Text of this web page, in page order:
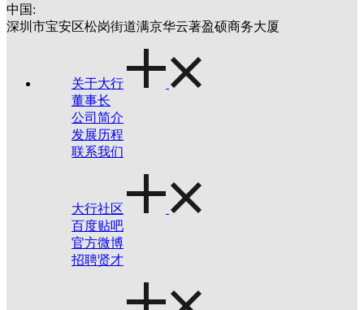
中国:
深圳市宝安区松岗街道满京华云著盈硕商务大厦
关于大行
董事长
公司简介
发展历程
联系我们
大行社区
百度贴吧
官方微博
招聘贤才